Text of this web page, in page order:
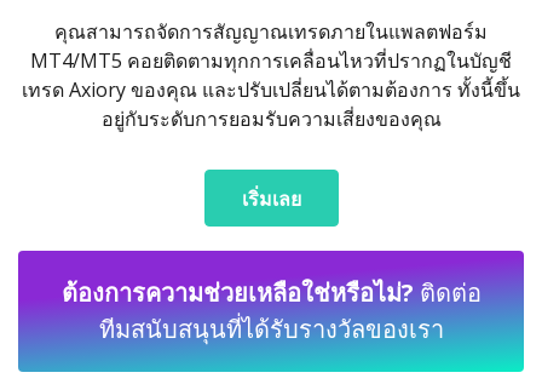
คุณสามารถจัดการสัญญาณเทรดภายในแพลตฟอร์ม
MT4/MT5 คอยติดตามทุกการเคลื่อนไหวที่ปรากฏในบัญชี
เทรด Axiory ของคุณ และปรับเปลี่ยนได้ตามต้องการ ทั้งนี้ขึ้น
อยู่กับระดับการยอมรับความเสี่ยงของคุณ
เริ่มเลย
ต้องการความช่วยเหลือใช่หรือไม่?ติดต่อ
ทีมสนับสนุนที่ได้รับรางวัลของเรา